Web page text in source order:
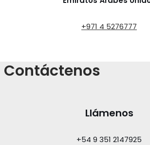
+971 4 5276777
Contáctenos
Llámenos
+54 9 351 2147925